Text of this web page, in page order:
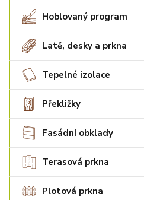
Hoblovaný program
Latě, desky a prkna
Tepelné izolace
Překližky
Fasádní obklady
Terasová prkna
Plotová prkna